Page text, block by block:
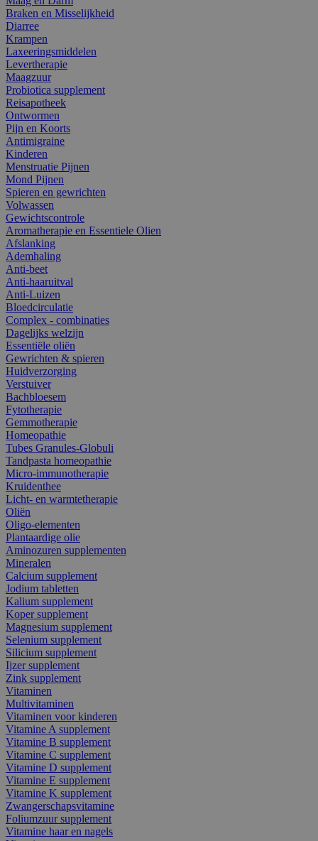
Braken en Misselijkheid
Diarree
Krampen
Laxeeringsmiddelen
Levertherapie
Maagzuur
Probiotica supplement
Reisapotheek
Ontwormen
Pijn en Koorts
Antimigraine
Kinderen
Menstruatie Pijnen
Mond Pijnen
Spieren en gewrichten
Volwassen
Gewichtscontrole
Aromatherapie en Essentiele Olien
Afslanking
Ademhaling
Anti-beet
Anti-haaruitval
Anti-Luizen
Bloedcirculatie
Complex - combinaties
Dagelijks welzijn
Essentiële oliën
Gewrichten & spieren
Huidverzorging
Verstuiver
Bachbloesem
Fytotherapie
Gemmotherapie
Homeopathie
Tubes Granules-Globuli
Tandpasta homeopathie
Micro-immunotherapie
Kruidenthee
Licht- en warmtetherapie
Oliën
Oligo-elementen
Plantaardige olie
Aminozuren supplementen
Mineralen
Calcium supplement
Jodium tabletten
Kalium supplement
Koper supplement
Magnesium supplement
Selenium supplement
Silicium supplement
Ijzer supplement
Zink supplement
Vitaminen
Multivitaminen
Vitaminen voor kinderen
Vitamine A supplement
Vitamine B supplement
Vitamine C supplement
Vitamine D supplement
Vitamine E supplement
Vitamine K supplement
Zwangerschapsvitamine
Foliumzuur supplement
Vitamine haar en nagels